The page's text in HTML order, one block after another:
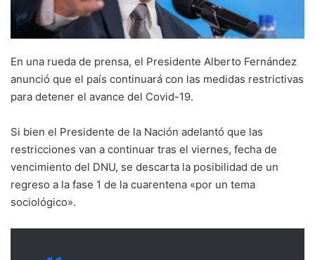
En una rueda de prensa, el Presidente Alberto Fernández
anunció que el país continuará con las medidas restrictivas
para detener el avance del Covid-19.
Si bien el Presidente de la Nación adelantó que las
restricciones van a continuar tras el viernes, fecha de
vencimiento del DNU, se descarta la posibilidad de un
regreso a la fase 1 de la cuarentena «por un tema
sociológico».